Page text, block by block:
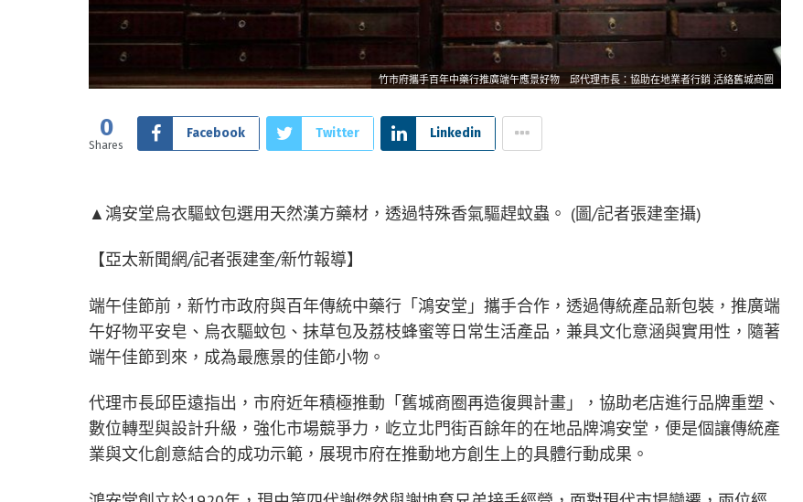
竹市府攜手百年中藥行推廣端午應景好物 邱代理市長：協助在地業者行銷 活絡舊城商圈
0
Shares
Facebook Twitter Linkedin
▲鴻安堂烏衣驅蚊包選用天然漢方藥材，透過特殊香氣驅趕蚊蟲。 (圖/記者張建奎攝)
【亞太新聞網/記者張建奎/新竹報導】
端午佳節前，新竹市政府與百年傳統中藥行「鴻安堂」攜手合作，透過傳統產品新包裝，推廣端
午好物平安皂、烏衣驅蚊包、抹草包及荔枝蜂蜜等日常生活產品，兼具文化意涵與實用性，隨著
端午佳節到來，成為最應景的佳節小物。
代理市長邱臣遠指出，市府近年積極推動「舊城商圈再造復興計畫」，協助老店進行品牌重塑、
數位轉型與設計升級，強化市場競爭力，屹立北門街百餘年的在地品牌鴻安堂，便是個讓傳統產
業與文化創意結合的成功示範，展現市府在推動地方創生上的具體行動成果。